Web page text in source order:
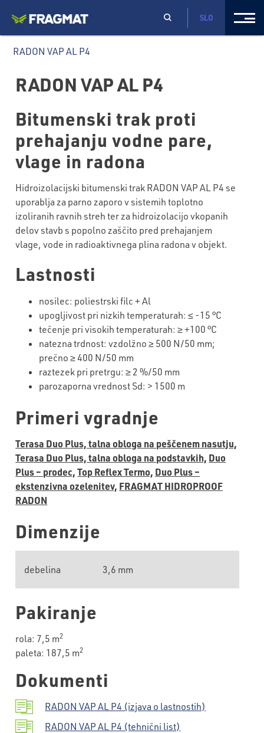
SLO
RADON VAP AL P4
RADON VAP AL P4
Bitumenski trak proti
prehajanju vodne pare,
vlage in radona
Hidroizolacijski bitumenski trak RADON VAP AL P4 se
uporablja za parno zaporo v sistemih toplotno
izoliranih ravnih streh ter za hidroizolacijo vkopanih
delov stavb s popolno zaščito pred prehajanjem
vlage, vode in radioaktivnega plina radona v objekt.
Lastnosti
nosilec: poliestrski filc + Al
upogljivost pri nizkih temperaturah: ≤ -15 °C
tečenje pri visokih temperaturah: ≥ +100 °C
natezna trdnost: vzdolžno ≥ 500 N/50 mm;
prečno ≥400 N/50 mm
raztezek pri pretrgu: ≥ 2 %/50 mm
parozaporna vrednost Sd: > 1500 m
Primeri vgradnje
Terasa Duo Plus, talna obloga na peščenem nasutju,
Terasa Duo Plus, talna obloga na podstavkih, Duo
Plus – prodec, Top Reflex Termo, Duo Plus –
ekstenzivna ozelenitev, FRAGMAT HIDROPROOF
RADON
Dimenzije
debelina 3,6 mm
Pakiranje
rola: 7,5 m2
paleta: 187,5 m2
Dokumenti
RADON VAP AL P4 (izjava o lastnostih)
RADON VAP AL P4 (tehnični list)